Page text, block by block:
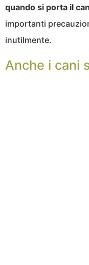
quando si porta il
importanti
inutilmente.
Anche i cani